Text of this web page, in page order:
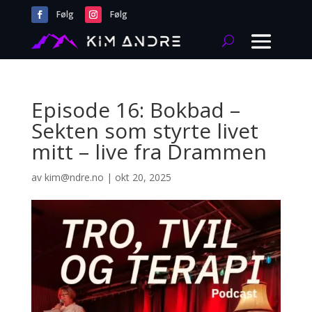
Følg Følg
Episode 16: Bokbad –
Sekten som styrte livet
mitt – live fra Drammen
av kim@ndre.no | okt 20, 2025